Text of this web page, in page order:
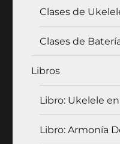
Clases de
Clases de
Libros
Libro: Ukelele en
Libro: Armonía